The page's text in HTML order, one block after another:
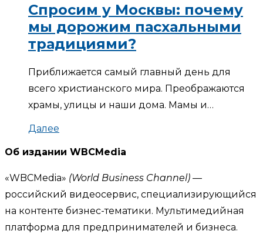
Спросим у Москвы: почему
мы дорожим пасхальными
традициями?
Приближается самый главный день для
всего христианского мира. Преображаются
храмы, улицы и наши дома. Мамы и…
Далее
Об издании WBCMedia
«WBCMedia» (World Business Channel) —
российский видеосервис, специализирующийся
на контенте бизнес-тематики. Мультимедийная
платформа для предпринимателей и бизнеса.